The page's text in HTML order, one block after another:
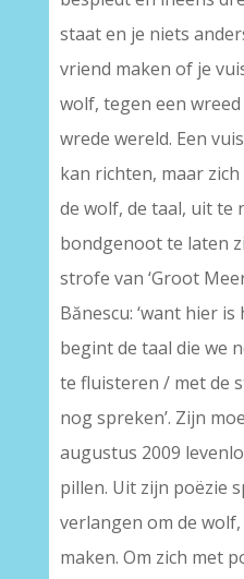
staat en je niets
vriend maken of je
wolf, tegen een
wrede wereld. Een
kan richten, maar
de wolf, de taal, uit te
bondgenoot te laten
strofe van ‘Groot
Bănescu: ‘want hier
begint de taal die we
te fluisteren / met de
nog spreken’. Zijn
augustus 2009
pillen. Uit zijn poëzie
verlangen om de
maken. Om zich met